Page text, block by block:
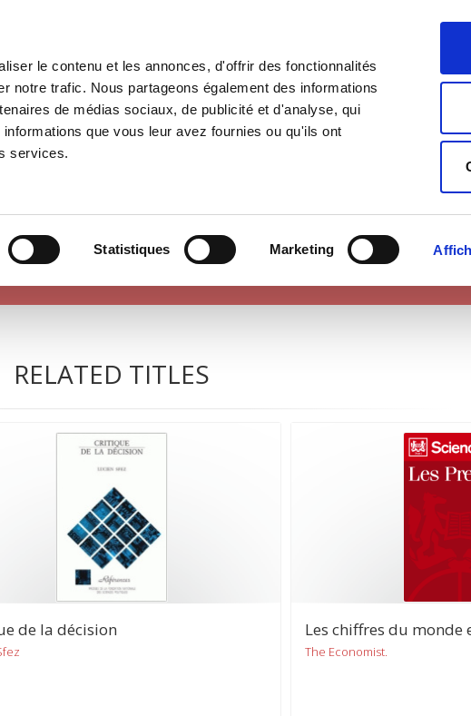
le contenu et les annonces, d'offrir des fonctionnalités
notre trafic. Nous partageons également des informations
de médias sociaux, de publicité et d'analyse, qui
que vous leur avez fournies ou qu'ils ont
services.
Statistiques Marketing
English
History International Politics
SOCIETY
RELATED TITLES
de la décision Les chiffres du monde
The Economist.